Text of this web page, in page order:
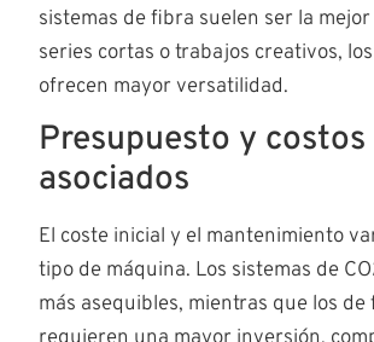
sistemas de fibra suelen ser la
series cortas o trabajos creativos,
ofrecen mayor versatilidad.
Presupuesto y costos
asociados
El coste inicial y el mantenimiento
tipo de máquina. Los sistemas de
más asequibles, mientras que los de